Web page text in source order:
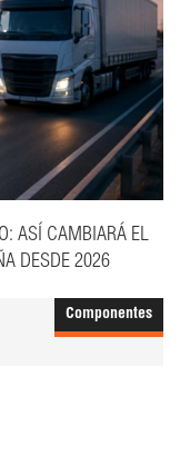
ASÍ CAMBIARÁ EL
DESDE 2026
Componentes